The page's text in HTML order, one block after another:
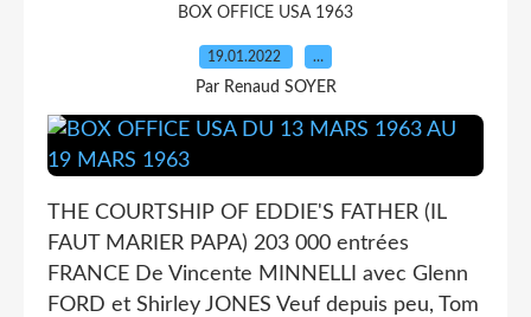
BOX OFFICE USA 1963
19.01.2022 …
Par Renaud SOYER
THE COURTSHIP OF EDDIE'S FATHER (IL
FAUT MARIER PAPA) 203 000 entrées
FRANCE De Vincente MINNELLI avec Glenn
FORD et Shirley JONES Veuf depuis peu, Tom